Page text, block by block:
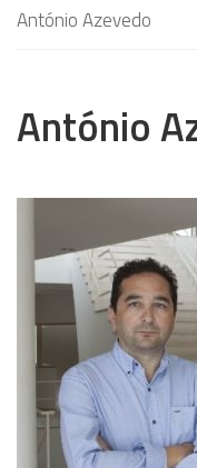
António Azevedo
António